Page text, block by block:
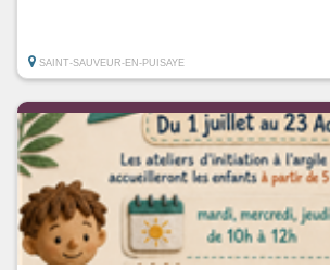
SAINT-SAUVEUR-EN-PUISAYE